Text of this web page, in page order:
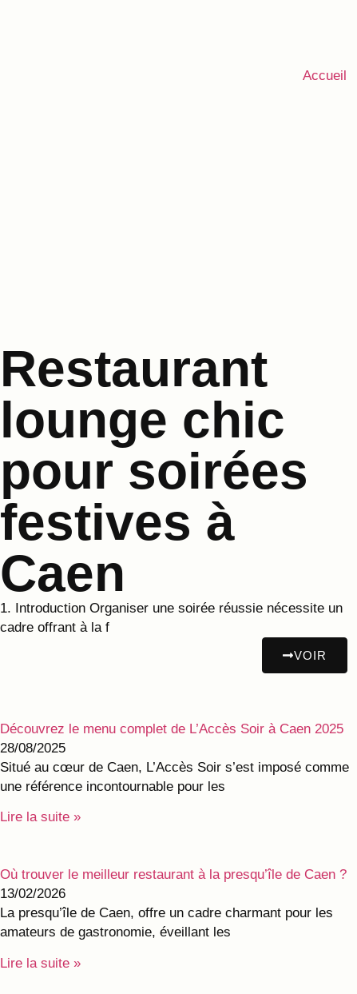
Accueil
Restaurant
lounge chic
pour soirées
festives à
Caen
1. Introduction Organiser une soirée réussie nécessite un
cadre offrant à la f
VOIR
Découvrez le menu complet de L’Accès Soir à Caen 2025
28/08/2025
Situé au cœur de Caen, L’Accès Soir s’est imposé comme
une référence incontournable pour les
Lire la suite »
Où trouver le meilleur restaurant à la presqu’île de Caen ?
13/02/2026
La presqu’île de Caen, offre un cadre charmant pour les
amateurs de gastronomie, éveillant les
Lire la suite »